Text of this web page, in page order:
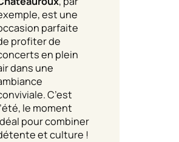
est une
parfaite
profiter de
en plein
dans une
C’est
le moment
pour combiner
et culture !